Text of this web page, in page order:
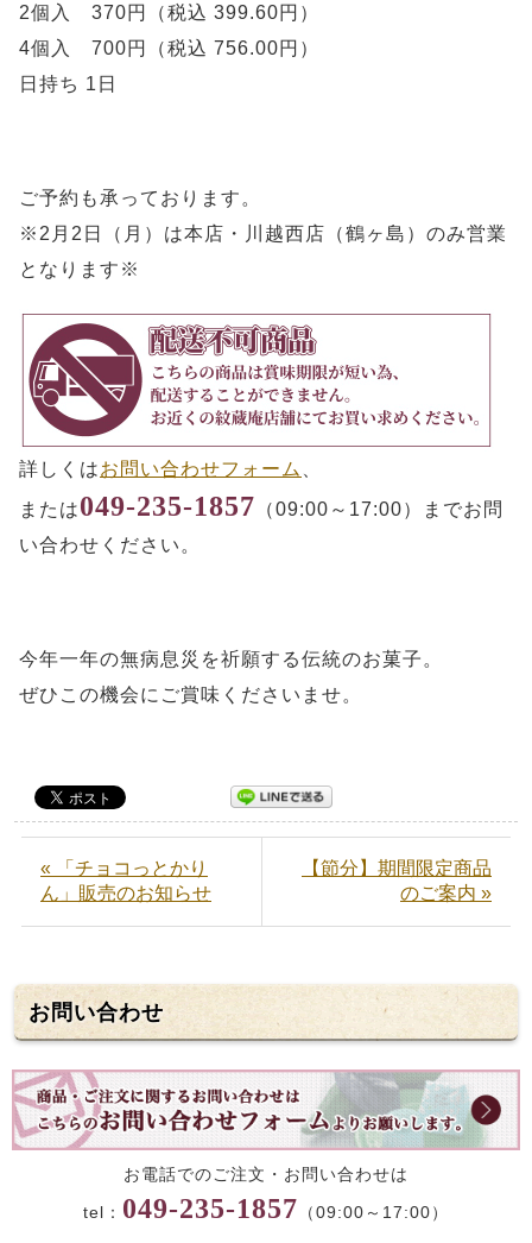
2個入 370円（税込 399.60円）
4個入 700円（税込 756.00円）
日持ち 1日
ご予約も承っております。
※2月2日（月）は本店・川越西店（鶴ヶ島）のみ営業
となります※
詳しくはお問い合わせフォーム
または049-235-1857 （09:00～17:00）までお問
い合わせください。
今年一年の無病息災を祈願する伝統のお菓子。
ぜひこの機会にご賞味くださいませ。
« 「チョコっとかり
ん」販売のお知らせ
【節分】期間限定商品
のご案内 »
お問い合わせ
お電話でのご注文・お問い合わせは
tel： 049-235-1857 （09:00～17:00）